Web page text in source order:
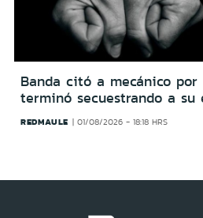
Banda citó a mecánico
terminó secuestrando a su
REDMAULE 01/08/2026 - 18:18 HRS